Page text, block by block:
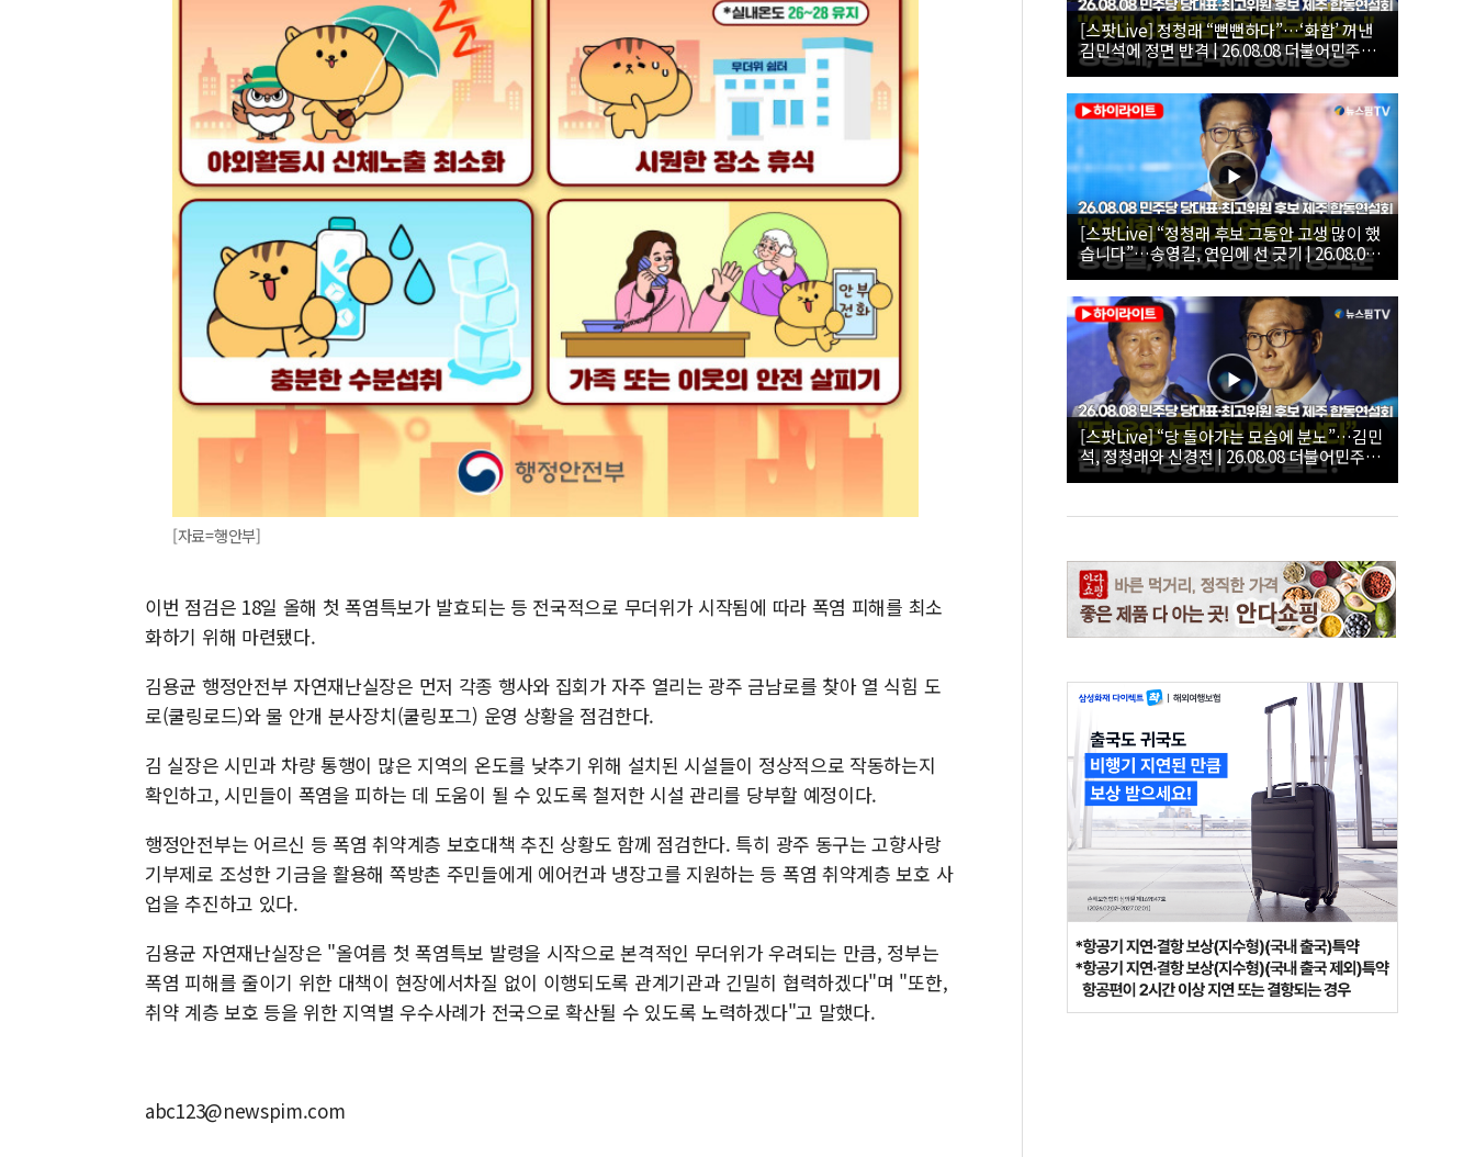
[자료=행안부]
이번 점검은 18일 올해 첫 폭염특보가 발효되는 등 전국적으로 무더위가 시작됨에 따라 폭염 피해를 최소
화하기 위해 마련됐다.
김용균 행정안전부 자연재난실장은 먼저 각종 행사와 집회가 자주 열리는 광주 금남로를 찾아 열 식힘 도
로(쿨링로드)와 물 안개 분사장치(쿨링포그) 운영 상황을 점검한다.
김 실장은 시민과 차량 통행이 많은 지역의 온도를 낮추기 위해 설치된 시설들이 정상적으로 작동하는지
확인하고, 시민들이 폭염을 피하는 데 도움이 될 수 있도록 철저한 시설 관리를 당부할 예정이다.
행정안전부는 어르신 등 폭염 취약계층 보호대책 추진 상황도 함께 점검한다. 특히 광주 동구는 고향사랑
기부제로 조성한 기금을 활용해 쪽방촌 주민들에게 에어컨과 냉장고를 지원하는 등 폭염 취약계층 보호 사
업을 추진하고 있다.
김용균 자연재난실장은 "올여름 첫 폭염특보 발령을 시작으로 본격적인 무더위가 우려되는 만큼, 정부는
폭염 피해를 줄이기 위한 대책이 현장에서차질 없이 이행되도록 관계기관과 긴밀히 협력하겠다"며 "또한,
취약 계층 보호 등을 위한 지역별 우수사례가 전국으로 확산될 수 있도록 노력하겠다"고 말했다.
abc123@newspim.com
[스팟Live] 정청래 “뻔뻔하다”…‘화합’ 꺼낸
김민석에 정면 반격 | 26.08.08 더불어민주당
당대표·최고위원 후보 제주 합동연설회
[스팟Live] “정청래 후보 그동안 고생 많이 했
습니다”…송영길, 연임에 선 긋기 | 26.08.08
더불어민주당 당대표·최고위원 후보 제주 합
동연설회
[스팟Live] “당 돌아가는 모습에 분노”…김민
석, 정청래와 신경전 | 26.08.08 더불어민주당
당대표·최고위원 후보 제주 합동연설회